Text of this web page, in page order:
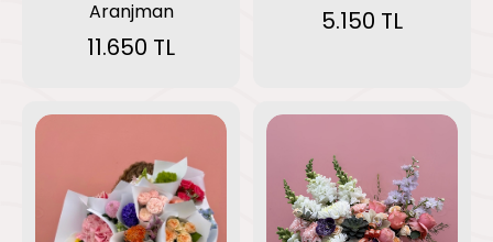
Aranjman
11.650 TL
5.150 TL